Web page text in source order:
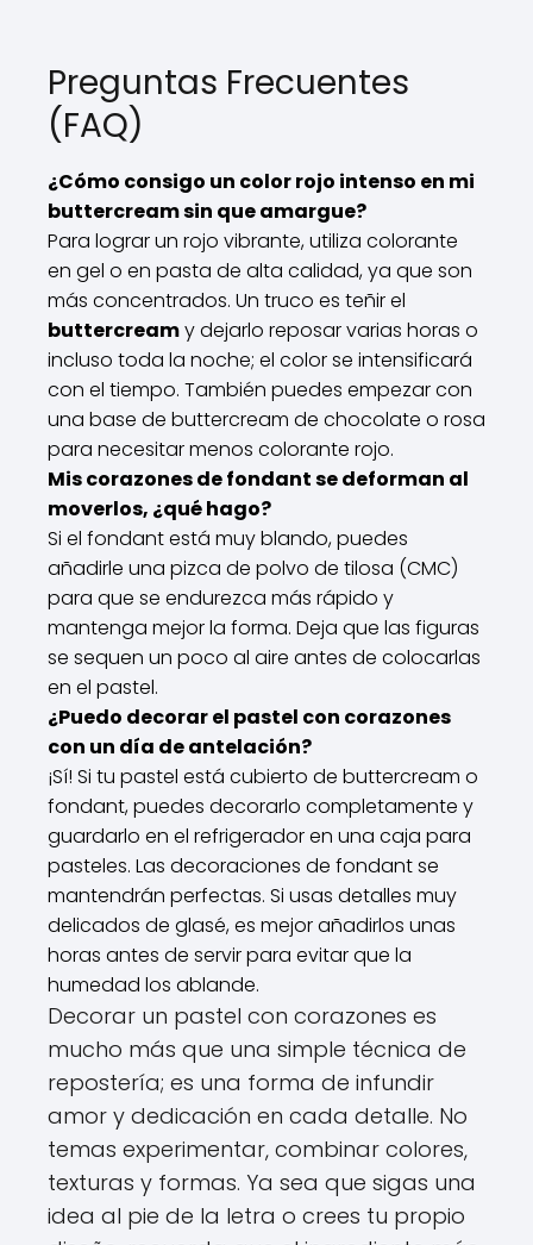
Preguntas Frecuentes
(FAQ)
¿Cómo consigo un color rojo intenso en mi
buttercream sin que amargue?
Para lograr un rojo vibrante, utiliza colorante
en gel o en pasta de alta calidad, ya que son
más concentrados. Un truco es teñir el
buttercreamy dejarlo reposar varias horas o
incluso toda la noche; el color se intensificará
con el tiempo. También puedes empezar con
una base de buttercream de chocolate o rosa
para necesitar menos colorante rojo.
Mis corazones de fondant se deforman al
moverlos, ¿qué hago?
Si el fondant está muy blando, puedes
añadirle una pizca de polvo de tilosa (CMC)
para que se endurezca más rápido y
mantenga mejor la forma. Deja que las figuras
se sequen un poco al aire antes de colocarlas
en el pastel.
¿Puedo decorar el pastel con corazones
con un día de antelación?
¡Sí! Si tu pastel está cubierto de buttercream o
fondant, puedes decorarlo completamente y
guardarlo en el refrigerador en una caja para
pasteles. Las decoraciones de fondant se
mantendrán perfectas. Si usas detalles muy
delicados de glasé, es mejor añadirlos unas
horas antes de servir para evitar que la
humedad los ablande.
Decorar un pastel con corazones es
mucho más que una simple técnica de
repostería; es una forma de infundir
amor y dedicación en cada detalle. No
temas experimentar, combinar colores,
texturas y formas. Ya sea que sigas una
idea al pie de la letra o crees tu propio